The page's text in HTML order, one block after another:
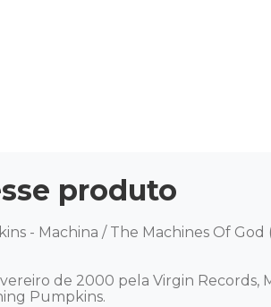
produto
- Machina / The Machines Of
de 2000 pela Virgin
Pumpkins.